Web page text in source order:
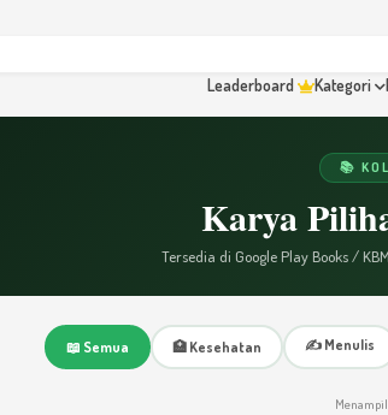
Leaderboard Kategori
📚
Karya
Tersedia di Google Play Books /
📖 Semua 🏥 Kesehatan ✍️ Menulis